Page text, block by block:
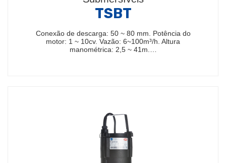
TSBT
Conexão de descarga: 50 ~ 80 mm. Potência do
motor: 1 ~ 10cv. Vazão: 6~100m³/h. Altura
manométrica: 2,5 ~ 41m.…